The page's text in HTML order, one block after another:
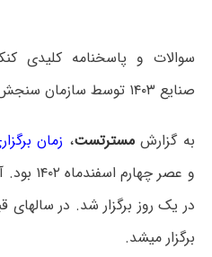
سوالات و پاسخنامه کلیدی
صنایع ۱۴۰۳ توسط سازمان سنجش آموزش کشور منتشر شد.
به گزارشمسترتست، زمان
در یک روز برگزار شد. در سالهای
برگزار میشد.